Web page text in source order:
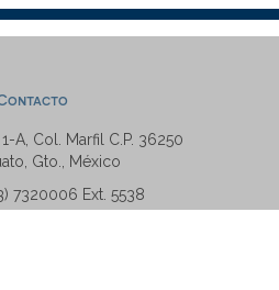
A, Col. Marfil C.P. 36250
Gto., México
7320006 Ext. 5538